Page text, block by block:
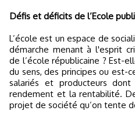
Défis et déficits de l’Ecole
L’école est un espace de
démarche menant à l'esprit
de l’école républicaine ? Est-
du sens, des principes ou est-
salariés et producteurs
rendement et la rentabilité.
projet de société qu’on tente